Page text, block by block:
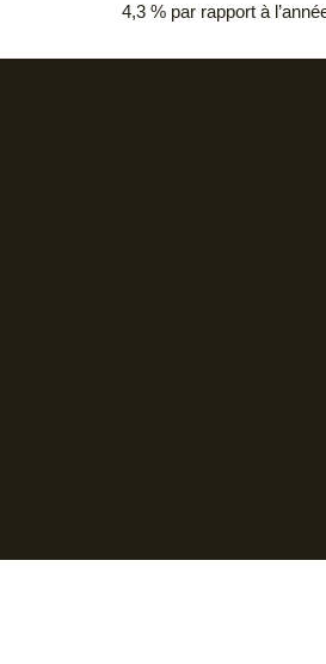
4,3 % par rapport à